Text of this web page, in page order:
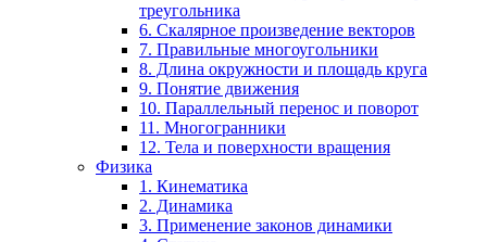
треугольника
6. Скалярное произведение векторов
7. Правильные многоугольники
8. Длина окружности и площадь круга
9. Понятие движения
10. Параллельный перенос и поворот
11. Многогранники
12. Тела и поверхности вращения
Физика
1. Кинематика
2. Динамика
3. Применение законов динамики